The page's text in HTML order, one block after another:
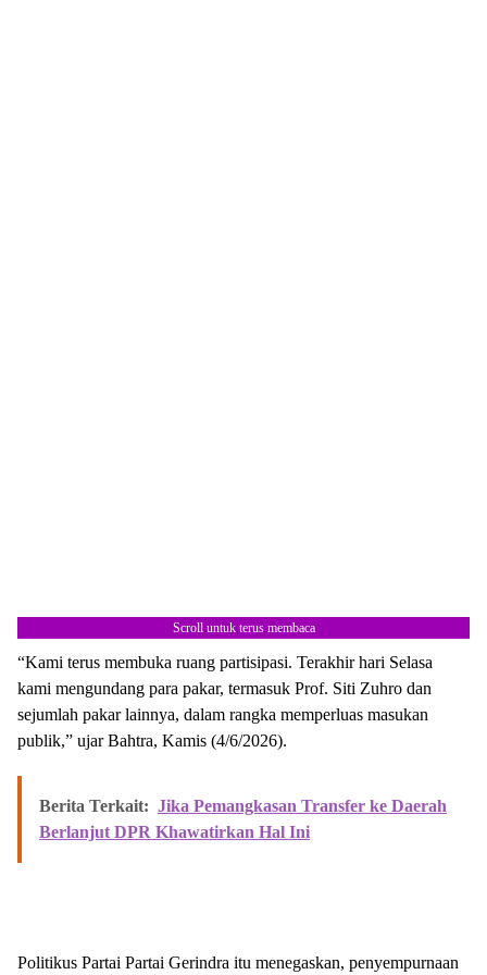
Scroll untuk terus membaca
“Kami terus membuka ruang partisipasi. Terakhir hari Selasa
kami mengundang para pakar, termasuk Prof. Siti Zuhro dan
sejumlah pakar lainnya, dalam rangka memperluas masukan
publik,” ujar Bahtra, Kamis (4/6/2026).
Berita Terkait: Jika Pemangkasan Transfer ke Daerah
Berlanjut DPR Khawatirkan Hal Ini
Politikus Partai Partai Gerindra itu menegaskan, penyempurnaan